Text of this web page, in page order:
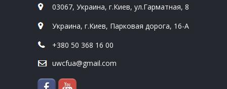
03067, Украина, г.Киев, ул.Гарматная, 8
Украина, г.Киев, Парковая дорога, 16-А
+380 50 368 16 00
uwcfua@gmail.com